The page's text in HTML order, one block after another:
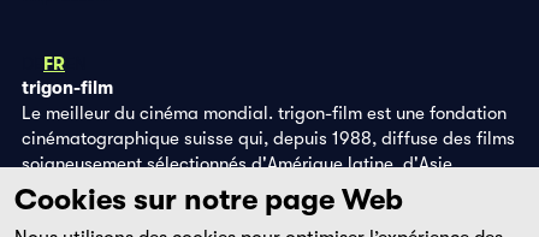
FR
trigon-film
Le meilleur du cinéma mondial. trigon-film est une fondation
cinématographique suisse qui, depuis 1988, diffuse des films
soigneusement sélectionnés d'Amérique latine, d'Asie,
d'Afrique et d'Europe de l'Est, dans les salles de cinéma,
grâce à ses propres éditions DVD et sur la plateforme de
Cookies sur notre page Web